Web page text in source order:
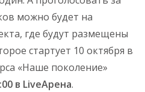
можно будет на
где будут размещены
стартует 10 октября в
«Наше поколение»
в LiveАрена.